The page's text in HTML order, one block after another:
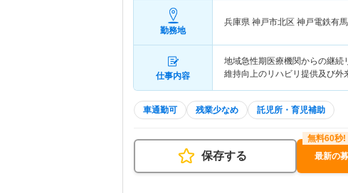
勤務地
兵庫県 神戸市北区 神戸電鉄有
仕事内容
地域急性期医療機関からの継続
維持向上のリハビリ提供及び
車通勤可 残業少なめ 託児所・育児補助
保存する 最新の